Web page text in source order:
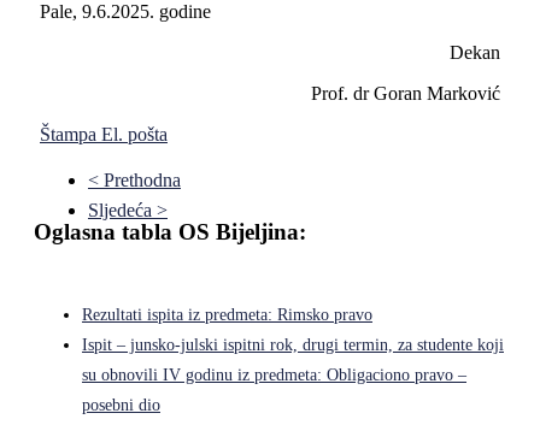
Pale, 9.6.2025. godine
Dekan
Prof. dr Goran Marković
Štampa El. pošta
< Prethodna
Sljedeća >
Oglasna tabla OS Bijeljina:
Rezultati ispita iz predmeta: Rimsko pravo
Ispit – junsko-julski ispitni rok, drugi termin, za studente koji
su obnovili IV godinu iz predmeta: Obligaciono pravo –
posebni dio